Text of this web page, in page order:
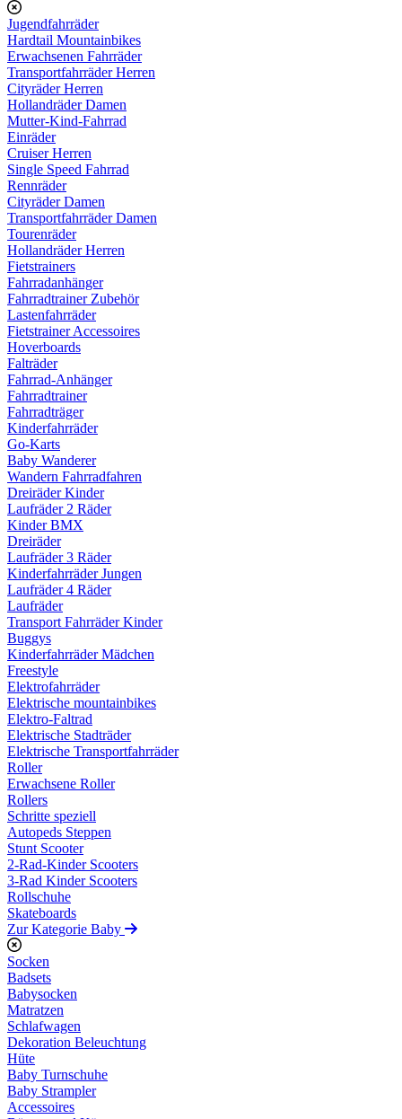
Jugendfahrräder
Hardtail Mountainbikes
Erwachsenen Fahrräder
Transportfahrräder Herren
Cityräder Herren
Hollandräder Damen
Mutter-Kind-Fahrrad
Einräder
Cruiser Herren
Single Speed Fahrrad
Rennräder
Cityräder Damen
Transportfahrräder Damen
Tourenräder
Hollandräder Herren
Fietstrainers
Fahrradanhänger
Fahrradtrainer Zubehör
Lastenfahrräder
Fietstrainer Accessoires
Hoverboards
Falträder
Fahrrad-Anhänger
Fahrradtrainer
Fahrradträger
Kinderfahrräder
Go-Karts
Baby Wanderer
Wandern Fahrradfahren
Dreiräder Kinder
Laufräder 2 Räder
Kinder BMX
Dreiräder
Laufräder 3 Räder
Kinderfahrräder Jungen
Laufräder 4 Räder
Laufräder
Transport Fahrräder Kinder
Buggys
Kinderfahrräder Mädchen
Freestyle
Elektrofahrräder
Elektrische mountainbikes
Elektro-Faltrad
Elektrische Stadträder
Elektrische Transportfahrräder
Roller
Erwachsene Roller
Rollers
Schritte speziell
Autopeds Steppen
Stunt Scooter
2-Rad-Kinder Scooters
3-Rad Kinder Scooters
Rollschuhe
Skateboards
Zur Kategorie Baby
Socken
Badsets
Babysocken
Matratzen
Schlafwagen
Dekoration Beleuchtung
Hüte
Baby Turnschuhe
Baby Strampler
Accessoires